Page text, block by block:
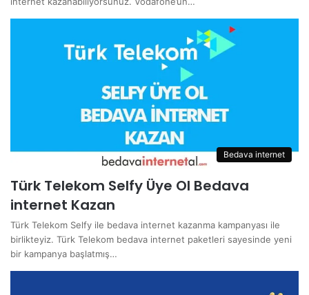
Bedava internet
Türk Telekom Selfy Üye Ol Bedava
internet Kazan
Türk Telekom Selfy ile bedava internet kazanma kampanyası ile
birlikteyiz. Türk Telekom bedava internet paketleri sayesinde yeni
bir kampanya başlatmış…